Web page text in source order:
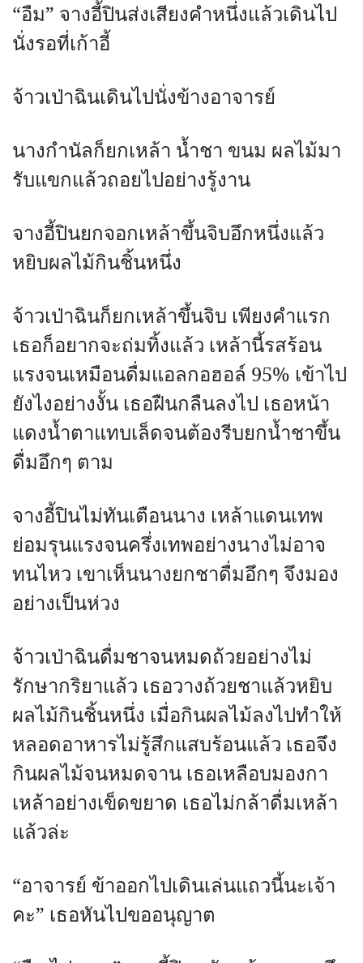
“อืม” จางอี้ปินส่งเสียงคำหนึ่งแล้วเดินไป
นั่งรอที่เก้าอี้
จ้าวเป่าฉินเดินไปนั่งข้างอาจารย์
นางกำนัลก็ยกเหล้า น้ำชา ขนม ผลไม้มา
รับแขกแล้วถอยไปอย่างรู้งาน
จางอี้ปินยกจอกเหล้าขึ้นจิบอึกหนึ่งแล้ว
หยิบผลไม้กินชิ้นหนึ่ง
จ้าวเป่าฉินก็ยกเหล้าขึ้นจิบ เพียงคำแรก
เธอก็อยากจะถ่มทิ้งแล้ว เหล้านี้รสร้อน
แรงจนเหมือนดื่มแอลกอฮอล์ 95% เข้าไป
ยังไงอย่างงั้น เธอฝืนกลืนลงไป เธอหน้า
แดงน้ำตาแทบเล็ดจนต้องรีบยกน้ำชาขึ้น
ดื่มอึกๆ ตาม
จางอี้ปินไม่ทันเตือนนาง เหล้าแดนเทพ
ย่อมรุนแรงจนครึ่งเทพอย่างนางไม่อาจ
ทนไหว เขาเห็นนางยกชาดื่มอึกๆ จึงมอง
อย่างเป็นห่วง
จ้าวเป่าฉินดื่มชาจนหมดถ้วยอย่างไม่
รักษากริยาแล้ว เธอวางถ้วยชาแล้วหยิบ
ผลไม้กินชิ้นหนึ่ง เมื่อกินผลไม้ลงไปทำให้
หลอดอาหารไม่รู้สึกแสบร้อนแล้ว เธอจึง
กินผลไม้จนหมดจาน เธอเหลือบมองกา
เหล้าอย่างเข็ดขยาด เธอไม่กล้าดื่มเหล้า
แล้วล่ะ
“อาจารย์ ข้าออกไปเดินเล่นแถวนี้นะเจ้า
คะ” เธอหันไปขออนุญาต